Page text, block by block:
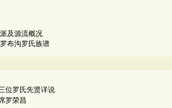
及源流概况
布沟罗氏族谱
位罗氏先贤详说
罗荣昌